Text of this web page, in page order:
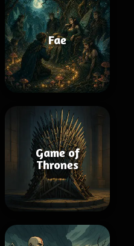
Fae
Game of
Thrones